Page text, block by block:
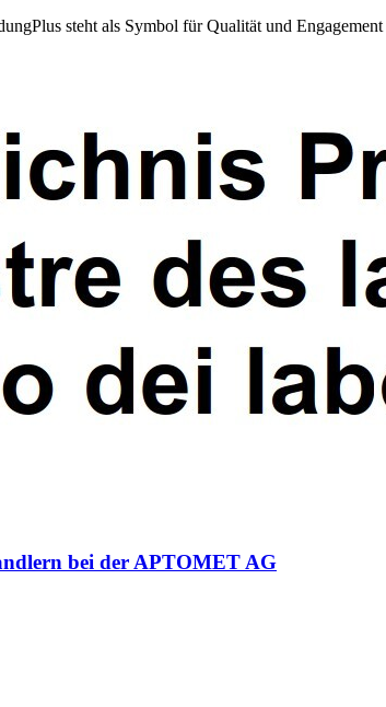
steht als Symbol für Qualität und
bei der APTOMET AG